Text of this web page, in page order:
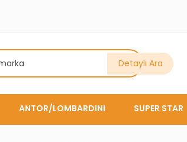
Detaylı Ara
ANTOR/LOMBARDINI SUPER STAR